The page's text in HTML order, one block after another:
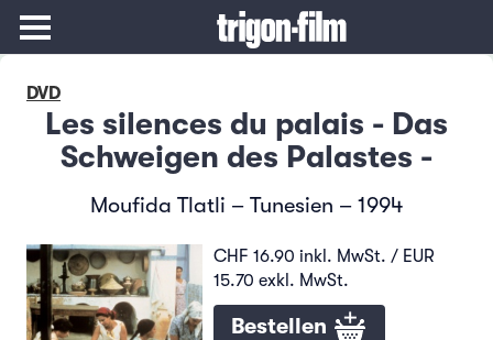
DVD
Les silences du palais - Das
Schweigen des Palastes -
Moufida Tlatli – Tunesien – 1994
CHF 16.90 inkl. MwSt. / EUR
15.70 exkl. MwSt.
Bestellen